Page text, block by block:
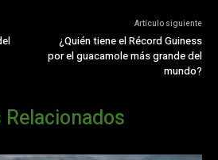
Artículo siguiente
¿Quién tiene el Récord Guiness
por el guacamole más grande del
mundo?